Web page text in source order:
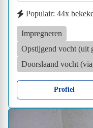
Populair: 44x
Impregneren
Opstijgend vocht (uit
Doorslaand vocht
Profiel